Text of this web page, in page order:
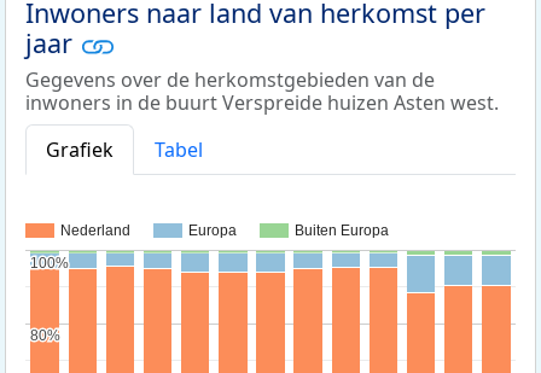
Inwoners naar land van herkomst per
jaar
Gegevens over de herkomstgebieden van de
inwoners in de buurt Verspreide huizen Asten west.
Grafiek
Tabel
Nederland Europa Buiten Europa
80%
80%
100%
100%